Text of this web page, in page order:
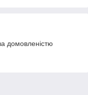
домовленістю